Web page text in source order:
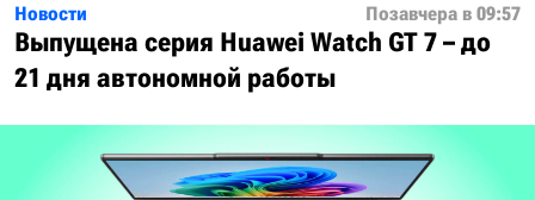
Новости Позавчера в 09:57
Выпущена серия Huawei Watch GT 7 – до
21 дня автономной работы